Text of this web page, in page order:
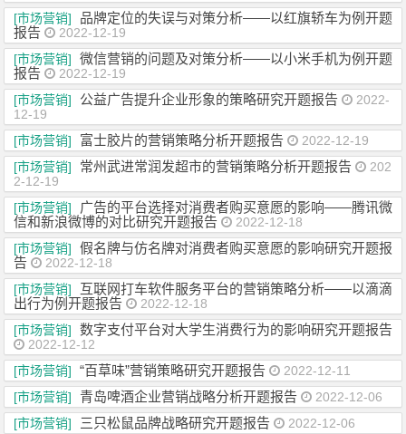
[市场营销]
品牌定位的失误与对策分析——以红旗轿车为例开题
报告
2022-12-19
[市场营销]
微信营销的问题及对策分析——以小米手机为例开题
报告
2022-12-19
[市场营销]
公益广告提升企业形象的策略研究开题报告
2022-
12-19
[市场营销]
富士胶片的营销策略分析开题报告
2022-12-19
[市场营销]
常州武进常润发超市的营销策略分析开题报告
202
2-12-19
[市场营销]
广告的平台选择对消费者购买意愿的影响——腾讯微
信和新浪微博的对比研究开题报告
2022-12-18
[市场营销]
假名牌与仿名牌对消费者购买意愿的影响研究开题报
告
2022-12-18
[市场营销]
互联网打车软件服务平台的营销策略分析——以滴滴
出行为例开题报告
2022-12-18
[市场营销]
数字支付平台对大学生消费行为的影响研究开题报告
2022-12-12
[市场营销]
“百草味”营销策略研究开题报告
2022-12-11
[市场营销]
青岛啤酒企业营销战略分析开题报告
2022-12-06
[市场营销]
三只松鼠品牌战略研究开题报告
2022-12-06